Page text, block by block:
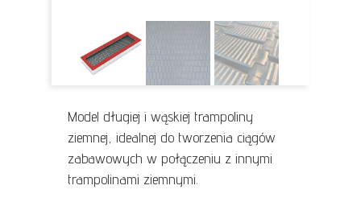
Model długiej i wąskiej trampoliny
ziemnej, idealnej do tworzenia ciągów
zabawowych w połączeniu z innymi
trampolinami ziemnymi.